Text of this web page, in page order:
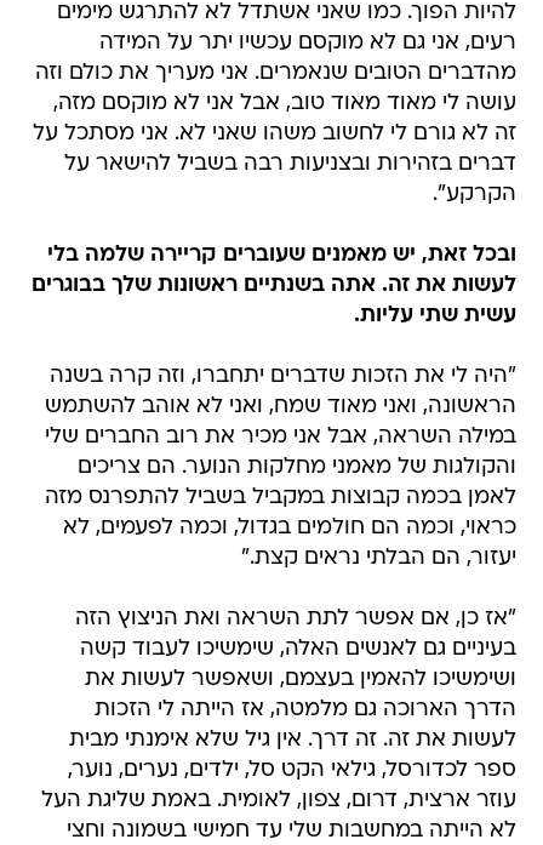
להיות הפוך. כמו שאני אשתדל לא להתרגש מימים
רעים, אני גם לא מוקסם עכשיו יתר על המידה
מהדברים הטובים שנאמרים. אני מעריך את כולם וזה
עושה לי מאוד מאוד טוב, אבל אני לא מוקסם מזה,
זה לא גורם לי לחשוב משהו שאני לא. אני מסתכל על
דברים בזהירות ובצניעות רבה בשביל להישאר על
הקרקע".
ובכל זאת, יש מאמנים שעוברים קריירה שלמה בלי
לעשות את זה. אתה בשנתיים ראשונות שלך בבוגרים
עשית שתי עליות.
"היה לי את הזכות שדברים יתחברו, וזה קרה בשנה
הראשונה, ואני מאוד שמח, ואני לא אוהב להשתמש
במילה השראה, אבל אני מכיר את רוב החברים שלי
והקולגות של מאמני מחלקות הנוער. הם צריכים
לאמן בכמה קבוצות במקביל בשביל להתפרנס מזה
כראוי, וכמה הם חולמים בגדול, וכמה לפעמים, לא
יעזור, הם הבלתי נראים קצת."
"אז כן, אם אפשר לתת השראה ואת הניצוץ הזה
בעיניים גם לאנשים האלה, שימשיכו לעבוד קשה
ושימשיכו להאמין בעצמם, ושאפשר לעשות את
הדרך הארוכה גם מלמטה, אז הייתה לי הזכות
לעשות את זה. זה דרך. אין גיל שלא אימנתי מבית
ספר לכדורסל, גילאי הקט סל, ילדים, נערים, נוער,
עוזר ארצית, דרום, צפון, לאומית. באמת שליגת העל
לא הייתה במחשבות שלי עד חמישי בשמונה וחצי